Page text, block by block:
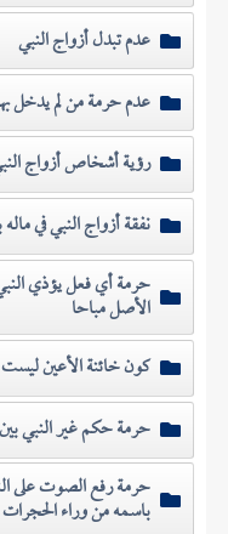
عدم تبدل أزواج النبي
عدم حرمة من لم يدخل
رؤية أشخاص أزواج
نفقة أزواج النبي في
حرمة أي فعل يؤذي
الأصل مباحا
كون خائنة الأعين
حرمة حكم غير النبي
حرمة رفع الصوت على
باسمه من وراء الحجرات